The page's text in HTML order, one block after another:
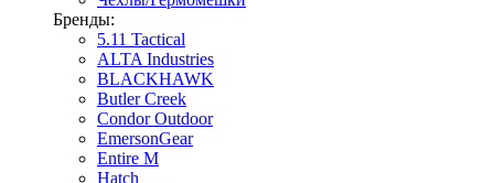
Бренды:
5.11 Tactical
ALTA Industries
BLACKHAWK
Butler Creek
Condor Outdoor
EmersonGear
Entire M
Hatch